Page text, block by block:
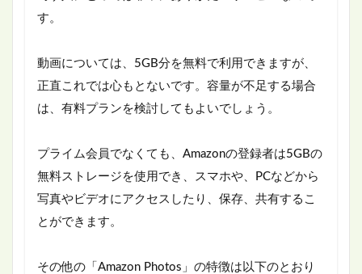
す。
動画については、5GB分を無料で利用できますが、
正直これでは心もとないです。容量が不足する場合
は、有料プランを検討してもよいでしょう。
プライム会員でなくても、Amazonの登録者は5GBの
無料ストレージを使用でき、スマホや、PCなどから
写真やビデオにアクセスしたり、保存、共有するこ
とができます。
その他の「Amazon Photos」の特徴は以下のとおり